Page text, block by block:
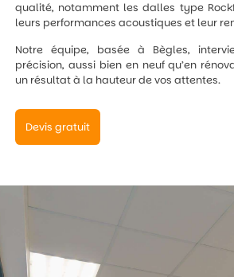
qualité, notamment les dalles type
leurs performances acoustiques et leur
Notre équipe, basée à Bègles,
précision, aussi bien en neuf qu’en
un résultat à la hauteur de vos attentes.
Devis gratuit